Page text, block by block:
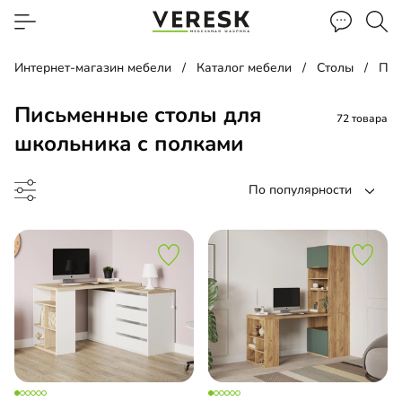
Интернет-магазин мебели Каталог мебели Столы
Письменные столы для
школьника с полками
72 товара
По популярности
стол
стол подвесной